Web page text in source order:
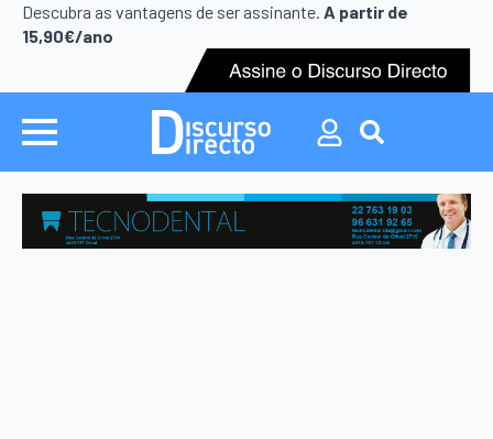
Descubra as vantagens de ser assinante. A partir de
15,90€/ano
Search
for:
Search